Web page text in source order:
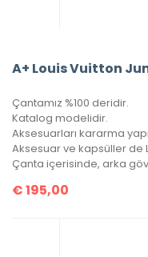
Çantamız %100 deridir.
Katalog modelidir.
Aksesuarları kararma
Aksesuar ve kapsüller de
Çanta içerisinde, arka
€195,00